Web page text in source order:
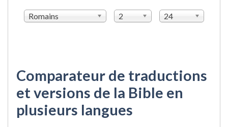
Romains 2 24
Comparateur de traductions
et versions de la Bible en
plusieurs langues